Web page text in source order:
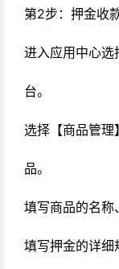
第2步：押金收
进入应用中心选
台。
选择【商品管理
品。
填写商品的名称
填写押金的详细